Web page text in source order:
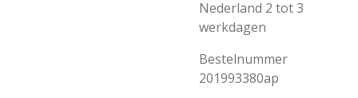
Nederland 2 tot 3
werkdagen
Bestelnummer
201993380ap